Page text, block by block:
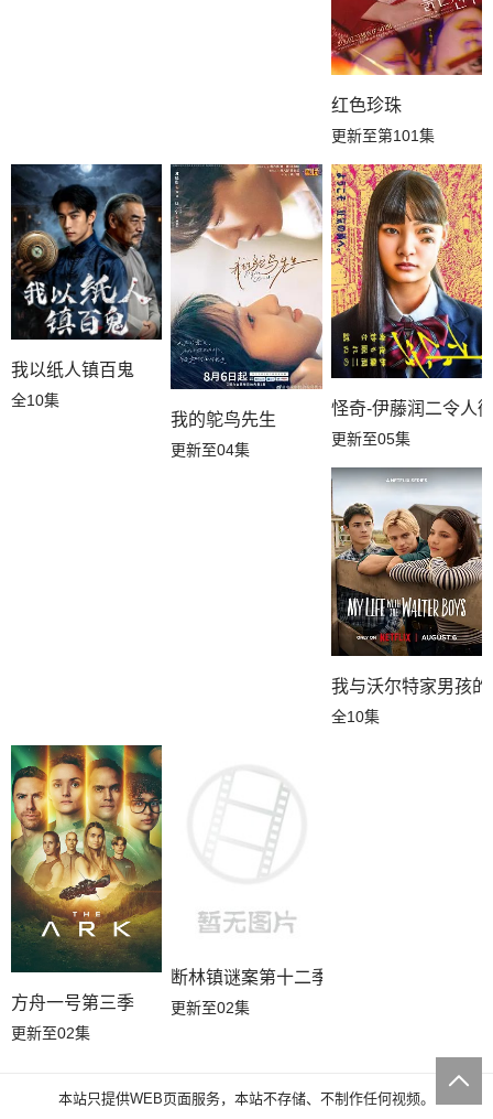
红色珍珠
更新至第101集
我以纸人镇百鬼
全10集
我的鸵鸟先生
更新至04集
怪奇-伊藤润二令人
更新至05集
我与沃尔特家男孩
全10集
方舟一号第三季
更新至02集
断林镇谜案第十二季
更新至02集
本站只提供WEB页面服务，本站不存储、不制作任何视频。